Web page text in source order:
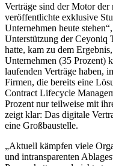
Verträge sind der Motor
veröffentlichte exklusive
Unternehmen heute
Unterstützung der Ceyoniq
hatte, kam zu dem
Unternehmen (35 Prozent)
laufenden Verträge haben,
Firmen, die bereits eine
Contract Lifecycle
Prozent nur teilweise mit
zeigt klar: Das digitale
eine Großbaustelle.
„Aktuell kämpfen viele
und intransparenten